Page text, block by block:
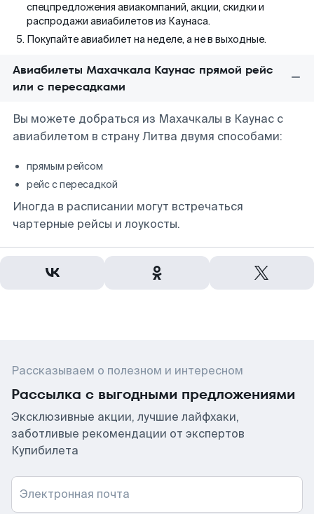
спецпредложения авиакомпаний, акции, скидки и
распродажи авиабилетов из Каунаса.
Покупайте авиабилет на неделе, а не в выходные.
Авиабилеты Махачкала Каунас прямой рейс
или с пересадками
Вы можете добраться из Махачкалы в Каунас с
авиабилетом в страну Литва двумя способами:
прямым рейсом
рейс с пересадкой
Иногда в расписании могут встречаться
чартерные рейсы и лоукосты.
Рассказываем о полезном и интересном
Рассылка с выгодными предложениями
Эксклюзивные акции, лучшие лайфхаки,
заботливые рекомендации от экспертов
Купибилета
Электронная почта